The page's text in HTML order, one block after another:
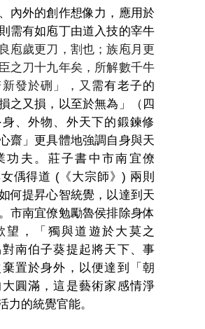
內外的創作想像力，應用於
需有如庖丁由道入技的宰牛
良庖歲更刀，割也；族庖月更
之刀十九年矣，所解數千牛
發於硎」，又 需有老子的
之又損，以至於無為」（四
、外物、外天下的鍛鍊修
齋」更具體地強調自身與天
功夫。莊子書中市南宜僚
偊得道 (《大宗師》) 兩則
何提昇心智統覺，以達到天
市南宜僚勉勵魯侯排除身体
望，「獨與道遊於大莫之
南伯子葵提起將天下、事
置於身外，以便達到「朝
圓滿，這是藝術家感情淨
力的統覺官能。